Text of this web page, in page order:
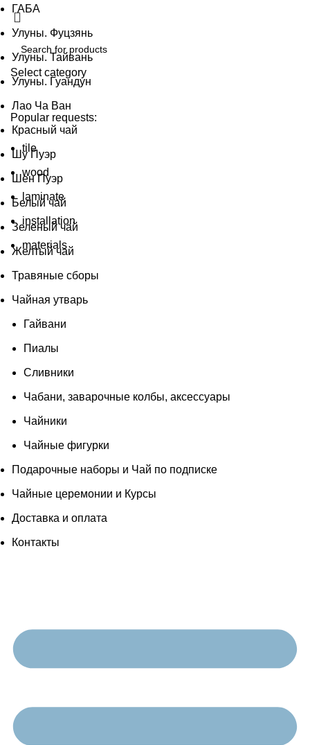
ГАБА
Улуны. Фуцзянь
Улуны. Тайвань
Улуны. Гуандун
Лао Ча Ван
Красный чай
Шу Пуэр
Шен Пуэр
Белый чай
Зеленый чай
Желтый чай
Травяные сборы
Чайная утварь
Гайвани
Пиалы
Сливники
Чабани, заварочные колбы, аксессуары
Чайники
Чайные фигурки
Подарочные наборы и Чай по подписке
Чайные церемонии и Курсы
Доставка и оплата
Контакты
Select category
Popular requests:
tile
wood
laminate
installation
materials